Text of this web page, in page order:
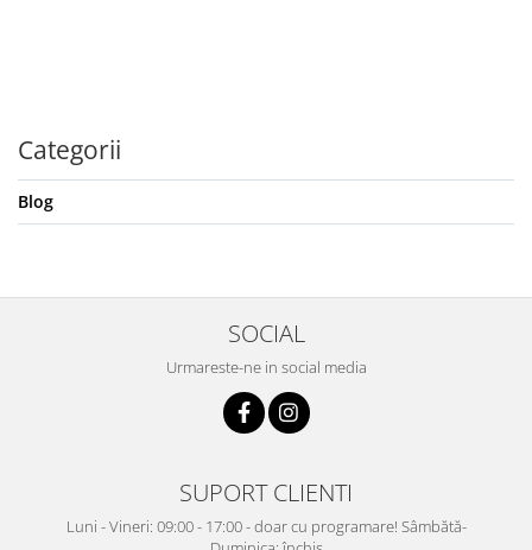
Categorii
Blog
SOCIAL
Urmareste-ne in social media
SUPORT CLIENTI
Luni - Vineri: 09:00 - 17:00 - doar cu programare! Sâmbătă-